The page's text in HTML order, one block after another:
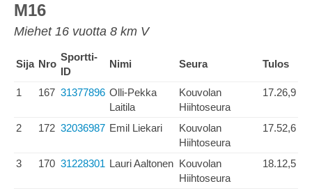
M16
Miehet 16 vuotta 8 km V
Sija Nro
Sportti-
ID
Nimi Seura Tulos
1 167 31377896 Olli-Pekka
Laitila
Kouvolan
Hiihtoseura
17.26,9
2 172 32036987 Emil Liekari
Kouvolan
Hiihtoseura
17.52,6
3 170 31228301 Lauri Aaltonen Kouvolan
Hiihtoseura
18.12,5